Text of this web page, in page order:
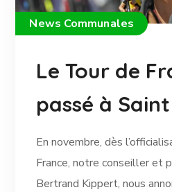
News Communales
Le Tour de
passé à
En novembre, dès
France, notre conseiller et
Bertrand Kippert, nous